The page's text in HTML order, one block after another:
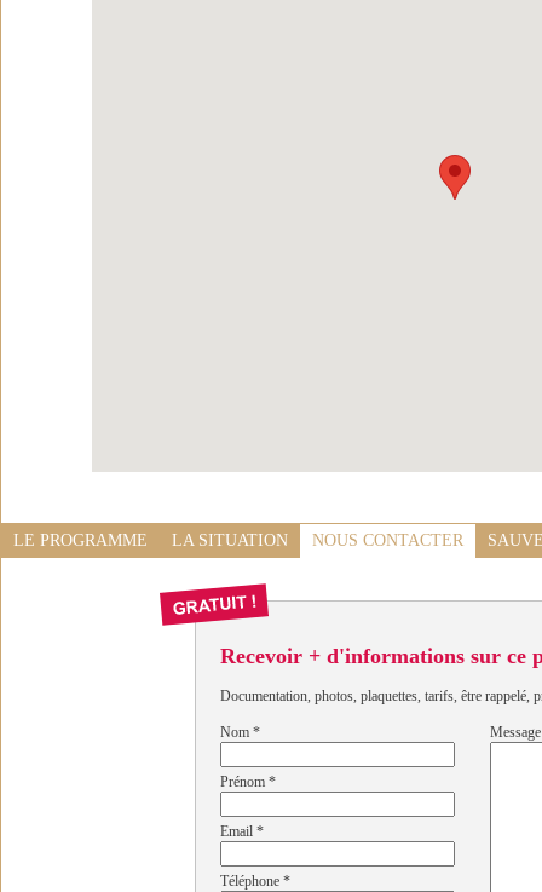
LE PROGRAMME LA SITUATION NOUS CONTACTER
Recevoir + d'informations sur ce
Documentation, photos, plaquettes, tarifs, être rappelé,
Nom *
Prénom *
Email *
Téléphone *
Message